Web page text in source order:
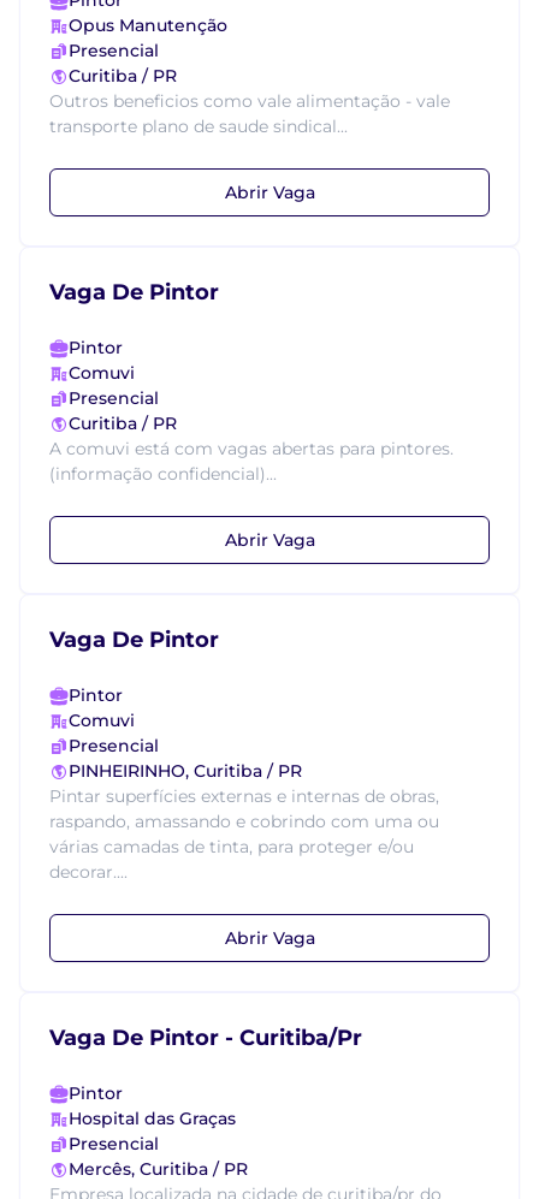
Opus Manutenção
Presencial
Curitiba / PR
Outros beneficios como vale alimentação - vale
transporte plano de saude sindical...
Abrir Vaga
Vaga De Pintor
Pintor
Comuvi
Presencial
Curitiba / PR
A comuvi está com vagas abertas para pintores.
(informação confidencial)...
Abrir Vaga
Vaga De Pintor
Pintor
Comuvi
Presencial
PINHEIRINHO, Curitiba / PR
Pintar superfícies externas e internas de obras,
raspando, amassando e cobrindo com uma ou
várias camadas de tinta, para proteger e/ou
decorar....
Abrir Vaga
Vaga De Pintor - Curitiba/Pr
Pintor
Hospital das Graças
Presencial
Mercês, Curitiba / PR
Empresa localizada na cidade de curitiba/pr do